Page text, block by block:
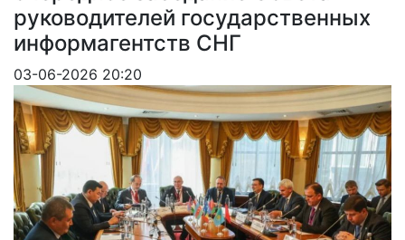
руководителей государственных
информагентств СНГ
03-06-2026 20:20